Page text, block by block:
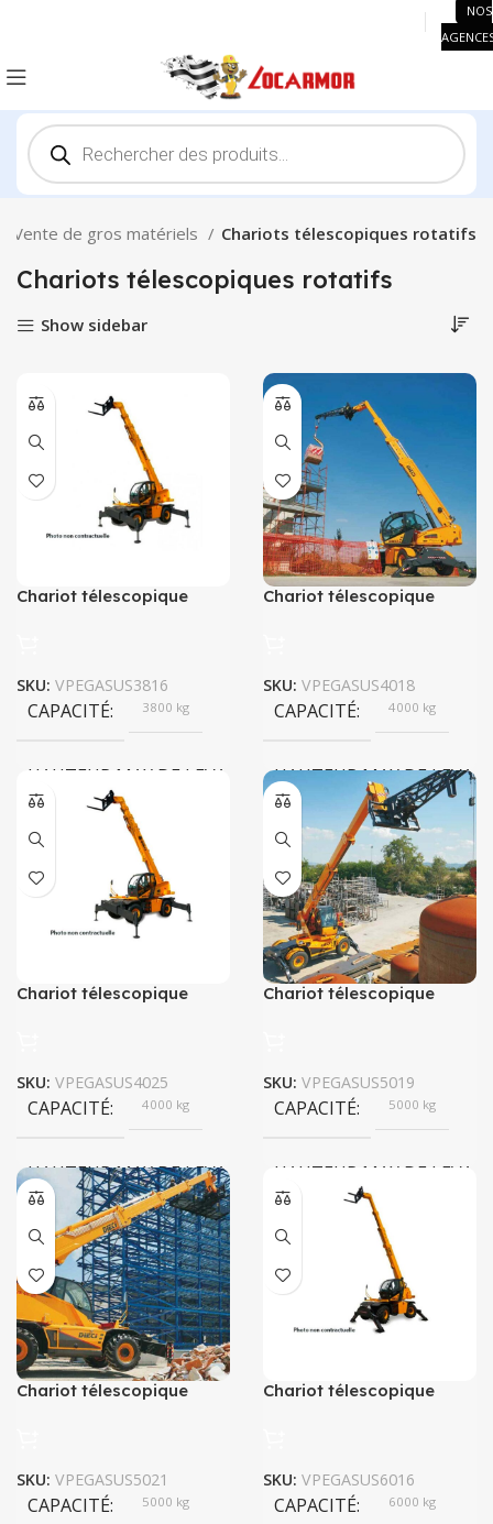
NOS
Recherche
de
produits
Vente de gros matériels Chariots télescopiques rotatifs
Chariots télescopiques rotatifs
Show sidebar
Chariot télescopique
SKU: VPEGASUS3816
CAPACITÉ 3800 kg
HAUTEUR MAX DE LEVAGE
15,70 m
PUISSANCE 106 kW
Chariot télescopique
SKU: VPEGASUS4018
CAPACITÉ 4000 kg
HAUTEUR MAX DE
18,00 m
PUISSANCE 73,4 kW
Chariot télescopique
SKU: VPEGASUS4025
CAPACITÉ 4000 kg
HAUTEUR MAX DE LEVAGE
24,10 m
PUISSANCE 106 kW
Chariot télescopique
SKU: VPEGASUS5019
CAPACITÉ 5000 kg
HAUTEUR MAX DE
18,70 m
PUISSANCE 96 kW
Chariot télescopique
SKU: VPEGASUS5021
CAPACITÉ 5000 kg
Chariot télescopique
SKU: VPEGASUS6016
CAPACITÉ 6000 kg